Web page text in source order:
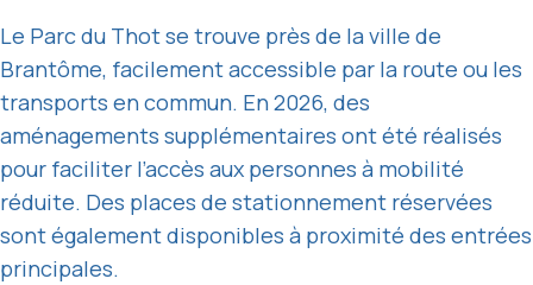
Le Parc du Thot se trouve près de la ville de
Brantôme, facilement accessible par la route ou les
transports en commun. En 2026, des
aménagements supplémentaires ont été réalisés
pour faciliter l’accès aux personnes à mobilité
réduite. Des places de stationnement réservées
sont également disponibles à proximité des entrées
principales.